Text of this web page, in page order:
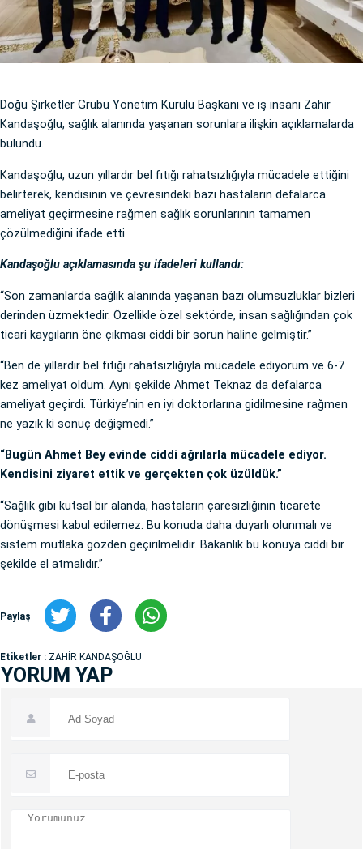
Doğu Şirketler Grubu Yönetim Kurulu Başkanı ve iş insanı Zahir
Kandaşoğlu, sağlık alanında yaşanan sorunlara ilişkin açıklamalarda
bulundu.
Kandaşoğlu, uzun yıllardır bel fıtığı rahatsızlığıyla mücadele ettiğini
belirterek, kendisinin ve çevresindeki bazı hastaların defalarca
ameliyat geçirmesine rağmen sağlık sorunlarının tamamen
çözülmediğini ifade etti.
Kandaşoğlu açıklamasında şu ifadeleri kullandı:
“Son zamanlarda sağlık alanında yaşanan bazı olumsuzluklar bizleri
derinden üzmektedir. Özellikle özel sektörde, insan sağlığından çok
ticari kaygıların öne çıkması ciddi bir sorun haline gelmiştir.”
“Ben de yıllardır bel fıtığı rahatsızlığıyla mücadele ediyorum ve 6-7
kez ameliyat oldum. Aynı şekilde Ahmet Teknaz da defalarca
ameliyat geçirdi. Türkiye’nin en iyi doktorlarına gidilmesine rağmen
ne yazık ki sonuç değişmedi.”
“Bugün Ahmet Bey evinde ciddi ağrılarla mücadele ediyor.
Kendisini ziyaret ettik ve gerçekten çok üzüldük.”
“Sağlık gibi kutsal bir alanda, hastaların çaresizliğinin ticarete
dönüşmesi kabul edilemez. Bu konuda daha duyarlı olunmalı ve
sistem mutlaka gözden geçirilmelidir. Bakanlık bu konuya ciddi bir
şekilde el atmalıdır.”
Paylaş
Etiketler : ZAHİR KANDAŞOĞLU
YORUM YAP